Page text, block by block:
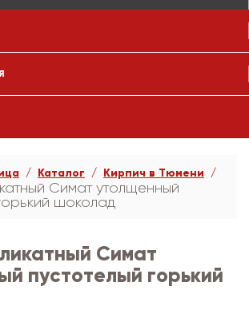
Каталог Кирпич в Тюмени
Симат утолщенный
шоколад
Симат
пустотелый горький